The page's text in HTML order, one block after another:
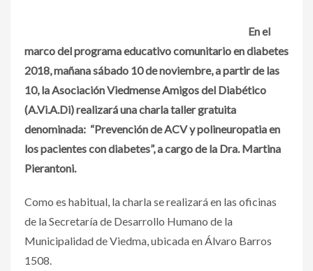
En el
marco del programa educativo comunitario en diabetes
2018, mañana sábado 10 de noviembre, a partir de las
10, la Asociación Viedmense Amigos del Diabético
(A.Vi.A.Di) realizará una charla taller gratuita
denominada: “Prevención de ACV y polineuropatia en
los pacientes con diabetes”, a cargo de la Dra. Martina
Pierantoni.
Como es habitual, la charla se realizará en las oficinas
de la Secretaría de Desarrollo Humano de la
Municipalidad de Viedma, ubicada en Álvaro Barros
1508.